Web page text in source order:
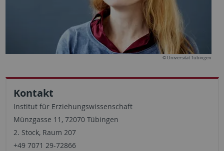
© Universität Tübingen
Kontakt
Institut für Erziehungswissenschaft
Münzgasse 11, 72070 Tübingen
2. Stock, Raum 207
+49 7071 29-72866